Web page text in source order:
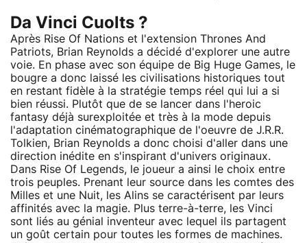
Da Vinci Cuolts ?
Après Rise Of Nations et l'extension Thrones And
Patriots, Brian Reynolds a décidé d'explorer une autre
voie. En phase avec son équipe de Big Huge Games, le
bougre a donc laissé les civilisations historiques tout
en restant fidèle à la stratégie temps réel qui lui a si
bien réussi. Plutôt que de se lancer dans l'heroic
fantasy déjà surexploitée et très à la mode depuis
l'adaptation cinématographique de l'oeuvre de J.R.R.
Tolkien, Brian Reynolds a donc choisi d'aller dans une
direction inédite en s'inspirant d'univers originaux.
Dans Rise Of Legends, le joueur a ainsi le choix entre
trois peuples. Prenant leur source dans les comtes des
Milles et une Nuit, les Alins se caractérisent par leurs
affinités avec la magie. Plus terre-à-terre, les Vinci
sont liés au génial inventeur avec lequel ils partagent
un goût certain pour toutes les formes de machines.